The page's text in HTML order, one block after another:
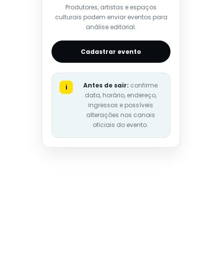
Produtores, artistas e espaços
culturais podem enviar eventos para
análise editorial.
Cadastrar evento
i Antes de sair: confirme
data, horário, endereço,
ingressos e possíveis
alterações nos canais
oficiais do evento.